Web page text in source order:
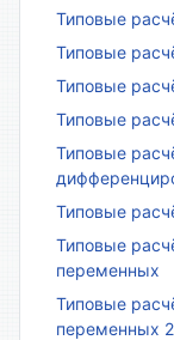
Типовые
Типовые
Типовые
Типовые
Типовые
Типовые
Типовые
переменных
Типовые
переменных 2